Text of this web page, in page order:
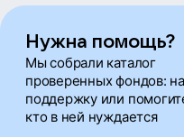
Алексей Копытов
Таня Solnechnaya
Нужна помощь?
Мы собрали каталог
проверенных фондов:
поддержку или
кто в ней нуждается